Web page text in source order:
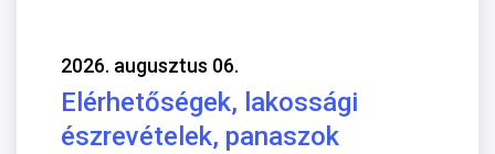
2026. augusztus 06.
Elérhetőségek, lakossági
észrevételek, panaszok